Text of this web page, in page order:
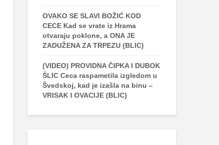
OVAKO SE SLAVI BOŽIĆ KOD
CECE Kad se vrate iz Hrama
otvaraju poklone, a ONA JE
ZADUŽENA ZA TRPEZU (BLIC)
(VIDEO) PROVIDNA ČIPKA I DUBOK
ŠLIC Ceca raspametila izgledom u
Švedskoj, kad je izašla na binu –
VRISAK I OVACIJE (BLIC)